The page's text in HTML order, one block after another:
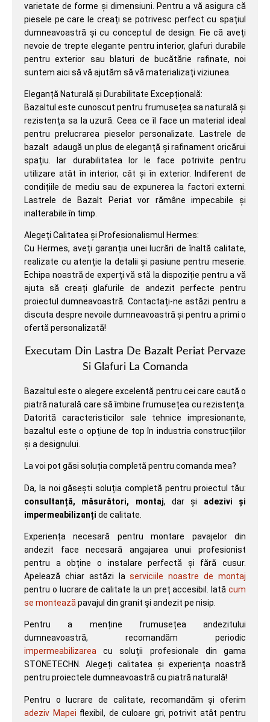
varietate de forme și dimensiuni. Pentru a vă asigura că
piesele pe care le creați se potrivesc perfect cu spațiul
dumneavoastră și cu conceptul de design. Fie că aveți
nevoie de trepte elegante pentru interior, glafuri durabile
pentru exterior sau blaturi de bucătărie rafinate, noi
suntem aici să vă ajutăm să vă materializați viziunea.
Eleganță Naturală și Durabilitate Excepțională:
Bazaltul este cunoscut pentru frumusețea sa naturală și
rezistența sa la uzură. Ceea ce îl face un material ideal
pentru prelucrarea pieselor personalizate. Lastrele de
bazalt adaugă un plus de eleganță și rafinament oricărui
spațiu. Iar durabilitatea lor le face potrivite pentru
utilizare atât în interior, cât și în exterior. Indiferent de
condițiile de mediu sau de expunerea la factori externi.
Lastrele de Bazalt Periat vor rămâne impecabile și
inalterabile în timp.
Alegeți Calitatea și Profesionalismul Hermes:
Cu Hermes, aveți garanția unei lucrări de înaltă calitate,
realizate cu atenție la detalii și pasiune pentru meserie.
Echipa noastră de experți vă stă la dispoziție pentru a vă
ajuta să creați glafurile de andezit perfecte pentru
proiectul dumneavoastră. Contactați-ne astăzi pentru a
discuta despre nevoile dumneavoastră și pentru a primi o
ofertă personalizată!
Executam Din Lastra De Bazalt Periat Pervaze
Si Glafuri La Comanda
Bazaltul este o alegere excelentă pentru cei care caută o
piatră naturală care să îmbine frumusețea cu rezistența.
Datorită caracteristicilor sale tehnice impresionante,
bazaltul este o opțiune de top în industria construcțiilor
și a designului.
La voi pot găsi soluția completă pentru comanda mea?
Da, la noi găsești soluția completă pentru proiectul tău:
consultanță, măsurători, montaj, dar și adezivi și
impermeabilizanți de calitate.
Experiența necesară pentru montare pavajelor din
andezit face necesară angajarea unui profesionist
pentru a obține o instalare perfectă și fără cusur.
Apelează chiar astăzi laserviciile noastre de montaj
pentru o lucrare de calitate la un preț accesibil. Iată cum
se montează pavajul din granit și andezit pe nisip.
Pentru a menține frumusețea andezitului
dumneavoastră, recomandăm periodic
impermeabilizarea cu soluții profesionale din gama
STONETECHN. Alegeți calitatea și experiența noastră
pentru proiectele dumneavoastră cu piatră naturală!
Pentru o lucrare de calitate, recomandăm și oferim
adeziv Mapei flexibil, de culoare gri, potrivit atât pentru